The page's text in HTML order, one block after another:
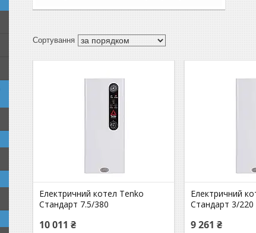
Електричний котел Tenko
Стандарт 7.5/380
10 011 ₴
Електричний
Стандарт 3/220
9 261 ₴